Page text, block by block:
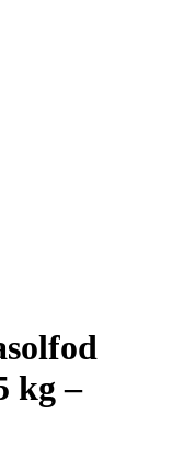
kg –